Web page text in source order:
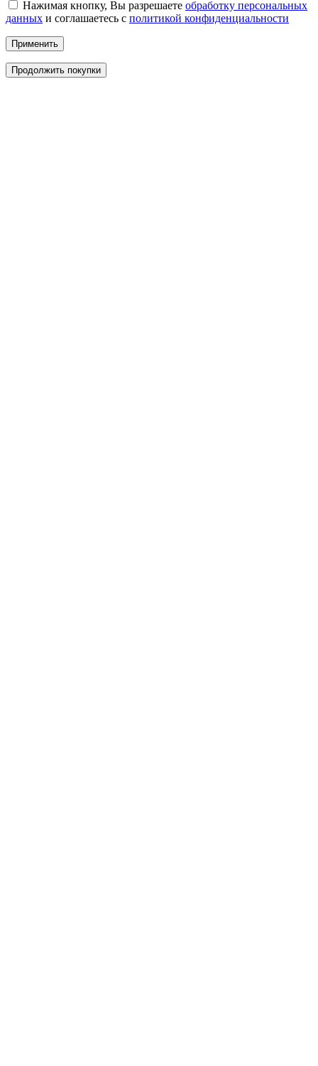
Нажимая кнопку, Вы разрешаете обработку персональных
данных и соглашаетесь с политикой конфиденциальности
Применить
Продолжить покупки